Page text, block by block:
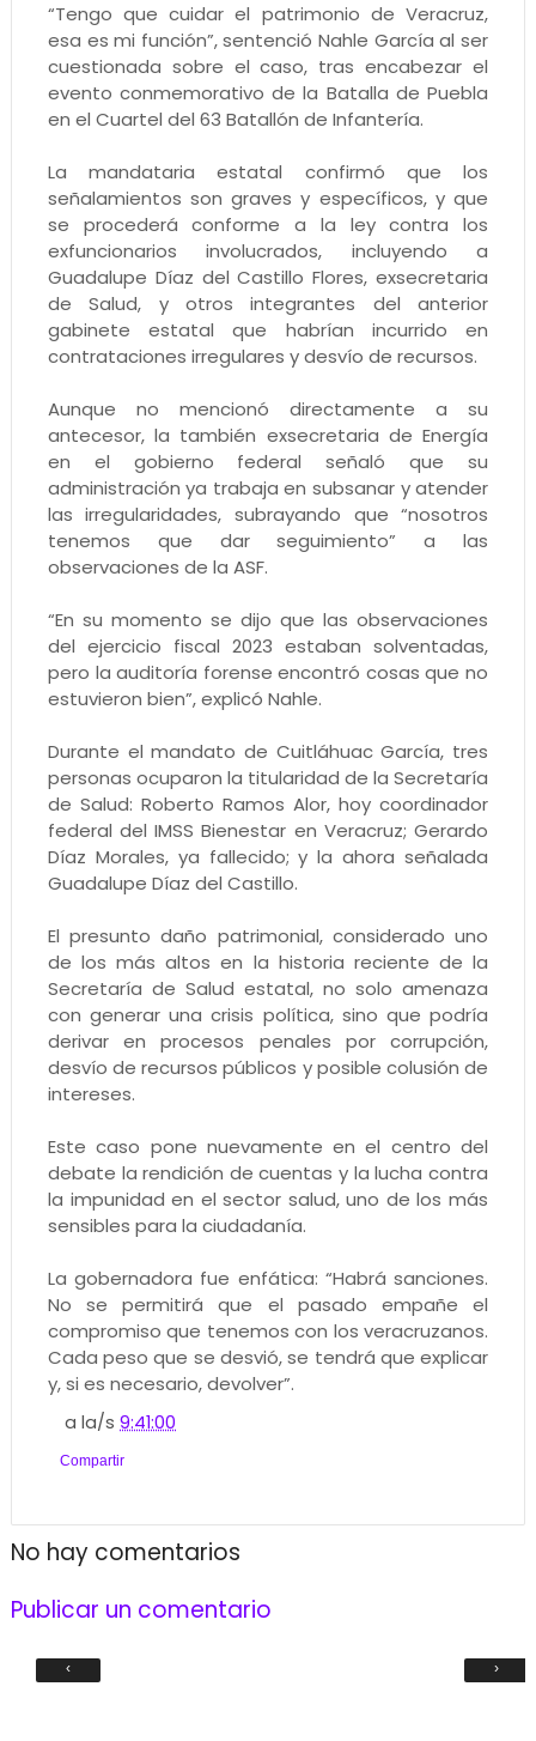
“Tengo que cuidar el patrimonio de Veracruz,
esa es mi función”, sentenció Nahle García al ser
cuestionada sobre el caso, tras encabezar el
evento conmemorativo de la Batalla de Puebla
en el Cuartel del 63 Batallón de Infantería.
La mandataria estatal confirmó que los
señalamientos son graves y específicos, y que
se procederá conforme a la ley contra los
exfuncionarios involucrados, incluyendo a
Guadalupe Díaz del Castillo Flores, exsecretaria
de Salud, y otros integrantes del anterior
gabinete estatal que habrían incurrido en
contrataciones irregulares y desvío de recursos.
Aunque no mencionó directamente a su
antecesor, la también exsecretaria de Energía
en el gobierno federal señaló que su
administración ya trabaja en subsanar y atender
las irregularidades, subrayando que “nosotros
tenemos que dar seguimiento” a las
observaciones de la ASF.
“En su momento se dijo que las observaciones
del ejercicio fiscal 2023 estaban solventadas,
pero la auditoría forense encontró cosas que no
estuvieron bien”, explicó Nahle.
Durante el mandato de Cuitláhuac García, tres
personas ocuparon la titularidad de la Secretaría
de Salud: Roberto Ramos Alor, hoy coordinador
federal del IMSS Bienestar en Veracruz; Gerardo
Díaz Morales, ya fallecido; y la ahora señalada
Guadalupe Díaz del Castillo.
El presunto daño patrimonial, considerado uno
de los más altos en la historia reciente de la
Secretaría de Salud estatal, no solo amenaza
con generar una crisis política, sino que podría
derivar en procesos penales por corrupción,
desvío de recursos públicos y posible colusión de
intereses.
Este caso pone nuevamente en el centro del
debate la rendición de cuentas y la lucha contra
la impunidad en el sector salud, uno de los más
sensibles para la ciudadanía.
La gobernadora fue enfática: “Habrá sanciones.
No se permitirá que el pasado empañe el
compromiso que tenemos con los veracruzanos.
Cada peso que se desvió, se tendrá que explicar
y, si es necesario, devolver”.
a la/s9:41:00
Compartir
No hay comentarios
Publicar un comentario
‹ ›